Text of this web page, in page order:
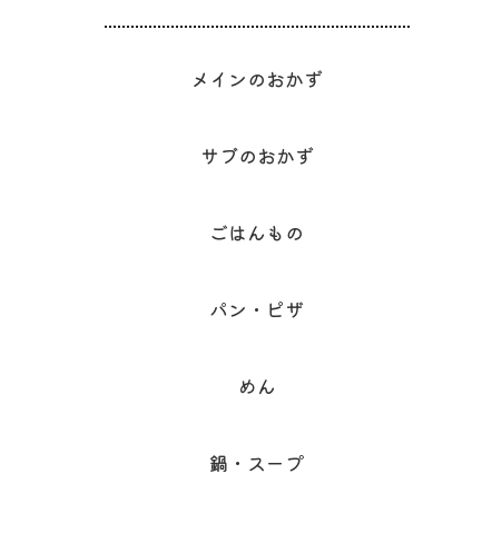
メインのおかず
サブのおかず
ごはんもの
パン・ピザ
めん
鍋・スープ